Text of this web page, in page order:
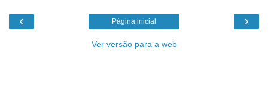
‹ ›
Página inicial
Ver versão para a web